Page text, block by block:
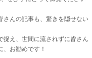
さんの記事も、驚きを隠せない
捉え、世間に流されずに皆さん
、お勧めです！